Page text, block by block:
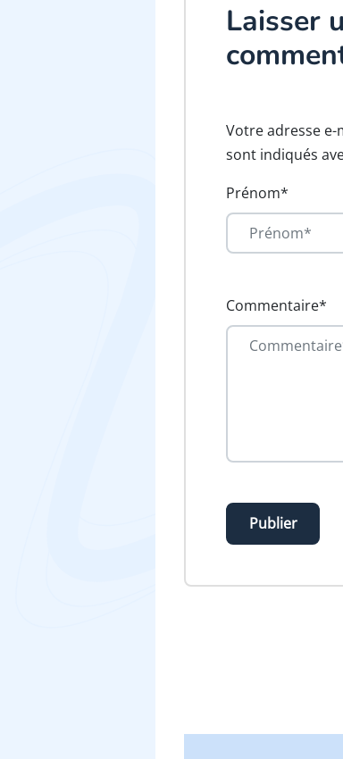
Laisser
Votre adresse e-
sont indiqués
Prénom*
Commentaire*
Publier